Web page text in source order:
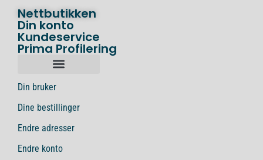
Nettbutikken
Din konto
Kundeservice
Prima Profilering
Din bruker
Dine bestillinger
Endre adresser
Endre konto